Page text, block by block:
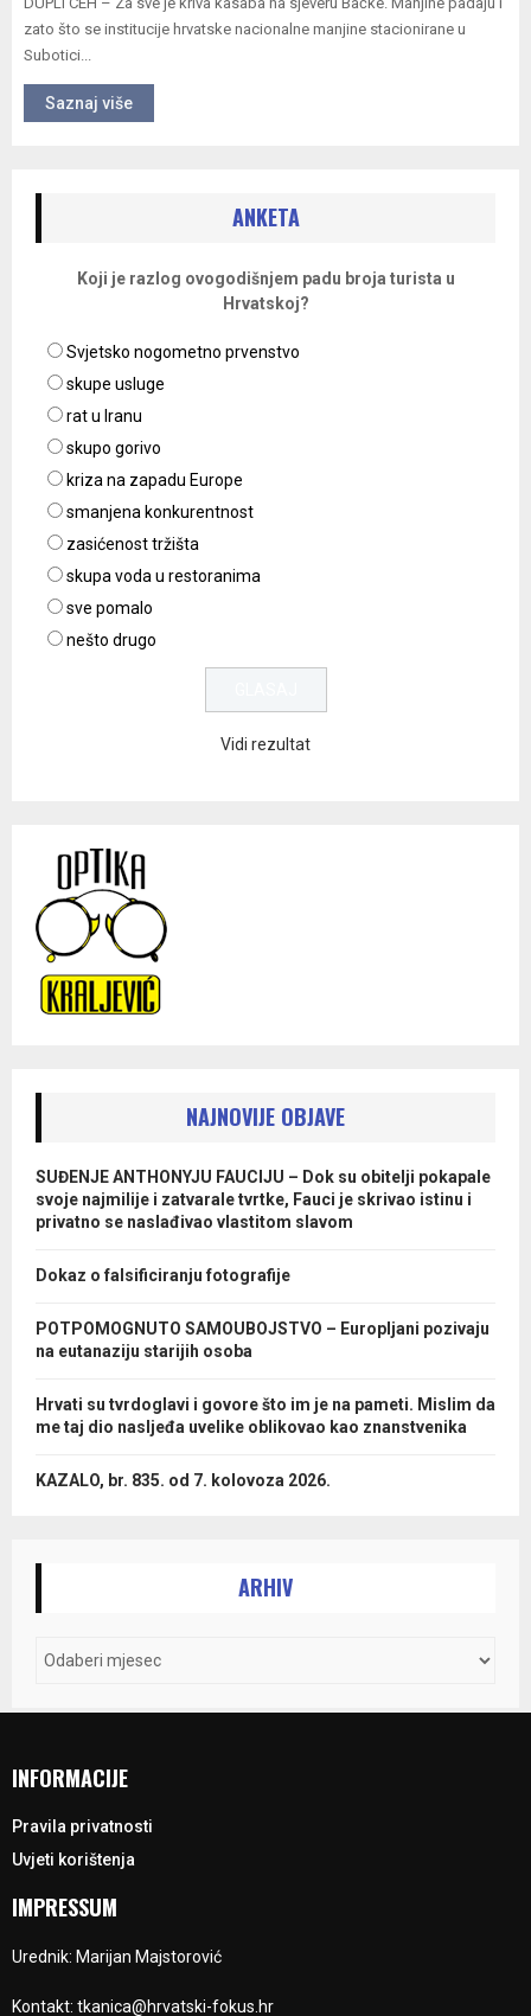
zato što se institucije hrvatske nacionalne manjine stacionirane u
Subotici...
Saznaj više
ANKETA
Koji je razlog ovogodišnjem padu broja turista u
Hrvatskoj?
Svjetsko nogometno prvenstvo
skupe usluge
rat u Iranu
skupo gorivo
kriza na zapadu Europe
smanjena konkurentnost
zasićenost tržišta
skupa voda u restoranima
sve pomalo
nešto drugo
Vidi rezultat
NAJNOVIJE OBJAVE
SUĐENJE ANTHONYJU FAUCIJU – Dok su obitelji pokapale
svoje najmilije i zatvarale tvrtke, Fauci je skrivao istinu i
privatno se naslađivao vlastitom slavom
Dokaz o falsificiranju fotografije
POTPOMOGNUTO SAMOUBOJSTVO – Europljani pozivaju
na eutanaziju starijih osoba
Hrvati su tvrdoglavi i govore što im je na pameti. Mislim da
me taj dio nasljeđa uvelike oblikovao kao znanstvenika
KAZALO, br. 835. od 7. kolovoza 2026.
ARHIV
INFORMACIJE
Pravila privatnosti
Uvjeti korištenja
IMPRESSUM
Urednik: Marijan Majstorović
Kontakt: tkanica@hrvatski-fokus.hr